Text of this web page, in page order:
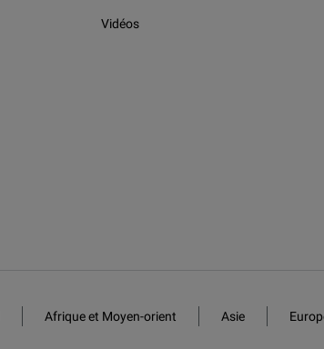
Vidéos
Afrique et Moyen-orient Asie